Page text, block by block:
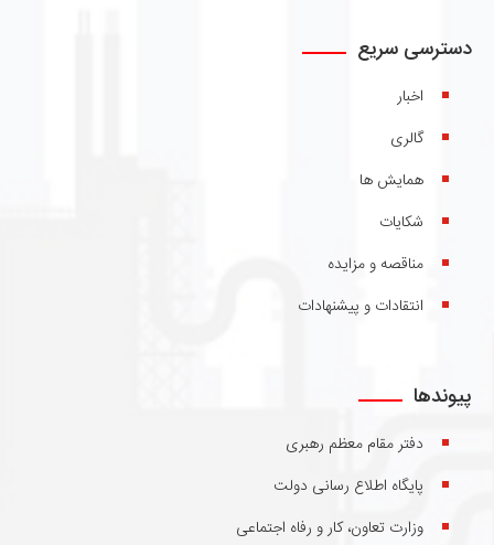
دسترسی سریع
اخبار
گالری
همایش ها
شکایات
مناقصه و مزایده
انتقادات و پیشنهادات
پیوندها
دفتر مقام معظم رهبری
پایگاه اطلاع رسانی دولت
وزارت تعاون، کار و رفاه اجتماعی